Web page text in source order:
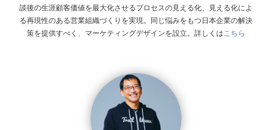
談後の生涯顧客価値を最大化させるプロセスの見える化、見える化によ
る再現性のある営業組織づくりを実現。同じ悩みをもつ日本企業の解決
策を提供すべく、マーケティングデザインを設立。 詳しくは こちら